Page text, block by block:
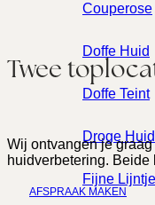
Couperose
Doffe Huid
Doffe Teint
Droge Huid
Fijne
Twee
Wij ontvangen je
huidverbetering.
AFSPRAAK MAKEN